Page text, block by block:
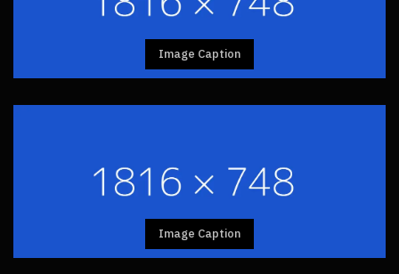
Image Caption
Image Caption